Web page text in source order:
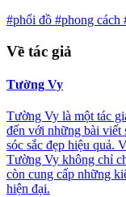
#phối đồ #phong cách
Về tác giả
Tường Vy
Tường Vy là một tác
đến với những bài viết
sóc sắc đẹp hiệu quả.
Tường Vy không chỉ
còn cung cấp những
hiện đại.